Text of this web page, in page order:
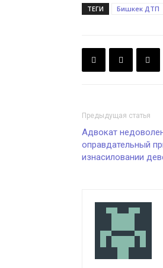
ТЕГИ Бишкек ДТП
Предыдущая статья
Адвокат
оправдательный
изнасиловании